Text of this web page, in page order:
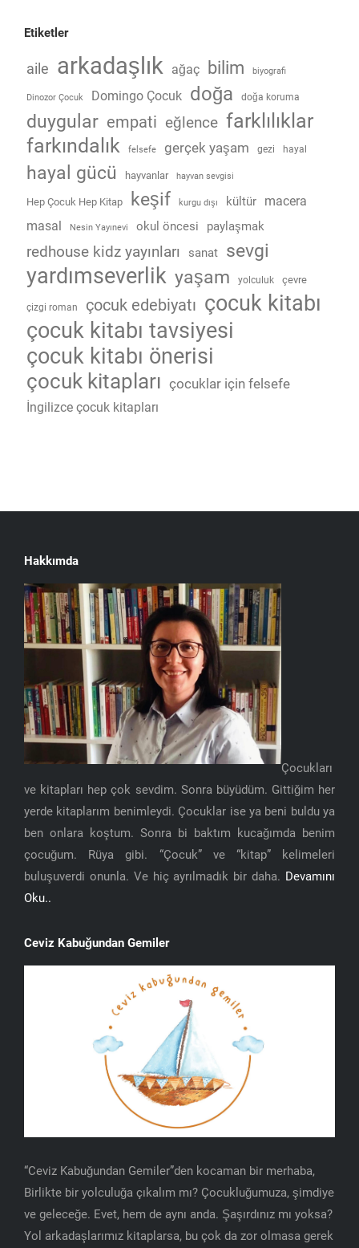
Etiketler
aile arkadaşlık ağaç bilim biyografi
Dinozor Çocuk Domingo Çocuk doğa doğa koruma
duygular empati eğlence farklılıklar
farkındalık
felsefe gerçek yaşam gezi hayal
hayal gücü hayvanlar hayvan sevgisi
Hep Çocuk Hep Kitap keşif kurgu dışı kültür
macera
masal
Nesin Yayınevi okul öncesi paylaşmak
redhouse kidz yayınları sanat sevgi
yardımseverlik yaşam yolculuk çevre
çizgi roman çocuk edebiyatı çocuk kitabı
çocuk kitabı tavsiyesi
çocuk kitabı önerisi
çocuk kitapları çocuklar için felsefe
İngilizce çocuk kitapları
Hakkımda
Çocukları
ve kitapları hep çok sevdim. Sonra büyüdüm. Gittiğim her
yerde kitaplarım benimleydi. Çocuklar ise ya beni buldu ya
ben onlara koştum. Sonra bi baktım kucağımda benim
çocuğum. Rüya gibi. “Çocuk” ve “kitap” kelimeleri
buluşuverdi onunla. Ve hiç ayrılmadık bir daha. Devamını
Oku..
Ceviz Kabuğundan Gemiler
“Ceviz Kabuğundan Gemiler”den kocaman bir merhaba,
Birlikte bir yolculuğa çıkalım mı? Çocukluğumuza, şimdiye
ve geleceğe. Evet, hem de aynı anda. Şaşırdınız mı yoksa?
Yol arkadaşlarımız kitaplarsa, bu çok da zor olmasa gerek